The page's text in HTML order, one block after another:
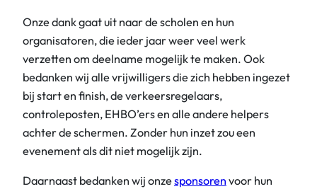
Onze dank gaat uit naar de scholen en hun
organisatoren, die ieder jaar weer veel werk
verzetten om deelname mogelijk te maken. Ook
bedanken wij alle vrijwilligers die zich hebben ingezet
bij start en finish, de verkeersregelaars,
controleposten, EHBO’ers en alle andere helpers
achter de schermen. Zonder hun inzet zou een
evenement als dit niet mogelijk zijn.
Daarnaast bedanken wij onzesponsoren voor hun